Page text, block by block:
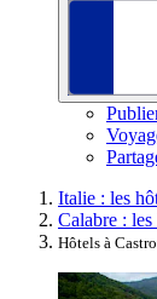
Italie : les
Calabre : les
Hôtels à